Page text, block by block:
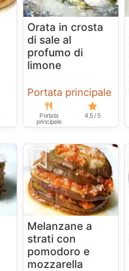
Orata in crosta
di sale al
profumo di
limone
Portata principale
Portata
principale
4.5 / 5
Melanzane a
strati con
pomodoro e
mozzarella